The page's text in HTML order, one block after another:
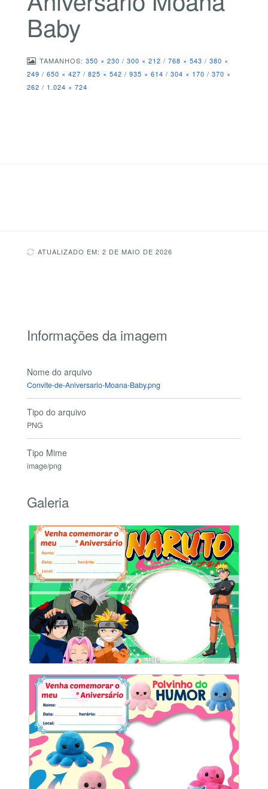
Baby
TAMANHOS: 350 × 230 / 300 × 212 / 768 × 543 / 380 ×
249 / 650 × 427 / 825 × 542 / 935 × 614 / 304 × 170 / 370 ×
262 / 1.024 × 724
ATUALIZADO EM: 2 DE MAIO DE 2026
Informações da imagem
Nome do arquivo
Convite-de-Aniversario-Moana-Baby.png
Tipo do arquivo
PNG
Tipo Mime
image/png
Galeria